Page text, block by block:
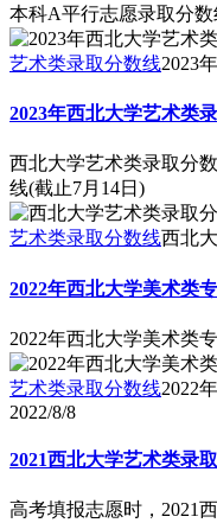
本科A平行志愿录取分数
艺术类录取分数线2023
2023年西北大学艺术类
西北大学艺术类录取分
线(截止7月14日)
艺术类录取分数线西北
2022年西北大学美术类
2022年西北大学美术类
艺术类录取分数线2022
2022/8/8
2021西北大学艺术类录
高考填报志愿时，2021